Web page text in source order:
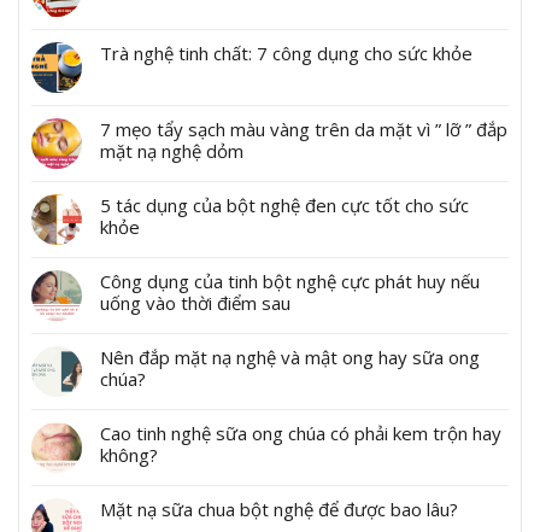
Trà nghệ tinh chất: 7 công dụng cho sức khỏe
7 mẹo tẩy sạch màu vàng trên da mặt vì ” lỡ ” đắp
mặt nạ nghệ dỏm
5 tác dụng của bột nghệ đen cực tốt cho sức
khỏe
Công dụng của tinh bột nghệ cực phát huy nếu
uống vào thời điểm sau
Nên đắp mặt nạ nghệ và mật ong hay sữa ong
chúa?
Cao tinh nghệ sữa ong chúa có phải kem trộn hay
không?
Mặt nạ sữa chua bột nghệ để được bao lâu?